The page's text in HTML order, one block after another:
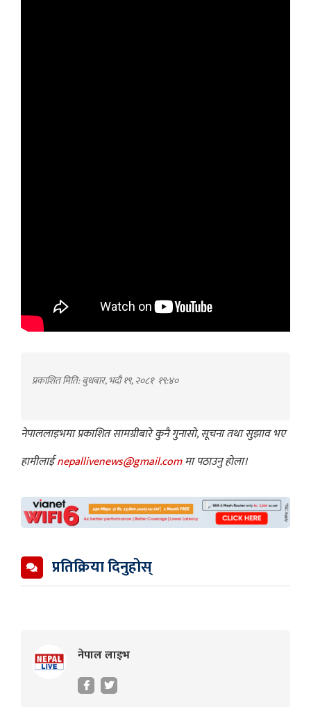
प्रकाशित मिति: बुधबार, भदौ १९, २०८१ १९:४०
नेपाललाइभमा प्रकाशित सामग्रीबारे कुनै गुनासो, सूचना तथा सुझाव भए
हामीलाईnepallivenews@gmail.comमा पठाउनु होला।
प्रतिक्रिया दिनुहोस्
नेपाल लाइभ